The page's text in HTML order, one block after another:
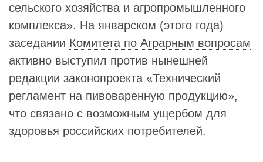
сельского хозяйства и агропромышленного
комплекса». На январском (этого года)
заседании Комитета по Аграрным вопросам
активно выступил против нынешней
редакции законопроекта «Технический
регламент на пивоваренную продукцию»,
что связано с возможным ущербом для
здоровья российских потребителей.